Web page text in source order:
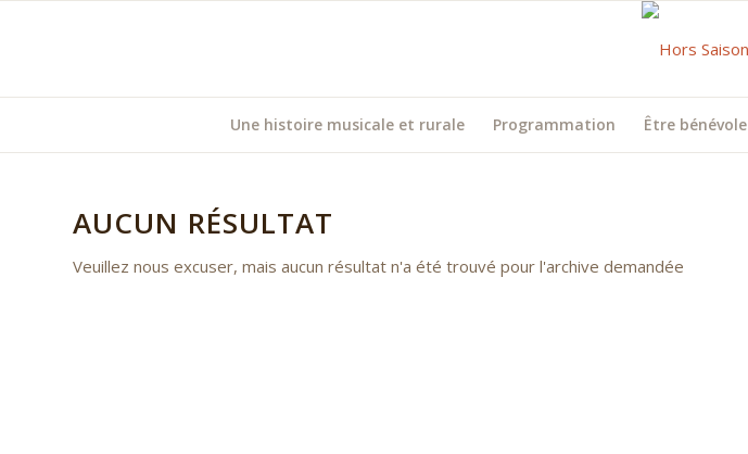
Une histoire musicale et rurale Programmation Être bénévole
AUCUN RÉSULTAT
Veuillez nous excuser, mais aucun résultat n'a été trouvé pour l'archive demandée